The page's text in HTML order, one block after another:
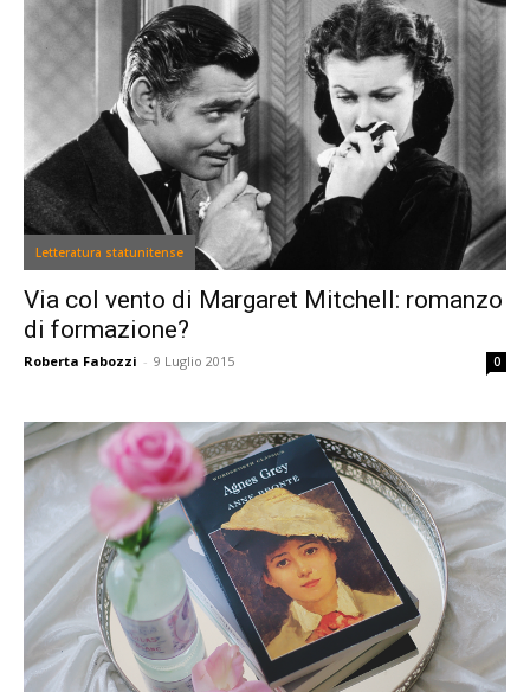
Letteratura statunitense
Via col vento di Margaret Mitchell: romanzo
di formazione?
Roberta Fabozzi - 9 Luglio 2015 0